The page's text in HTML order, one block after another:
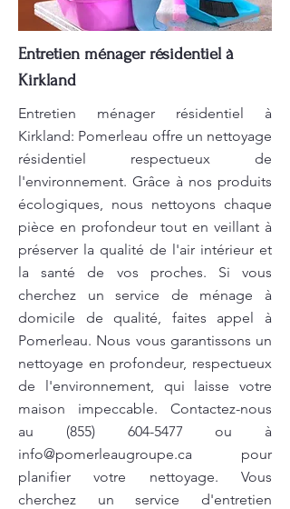
Entretien ménager résidentiel à
Kirkland
Entretien ménager résidentiel à
Kirkland: Pomerleau offre un nettoyage
résidentiel respectueux de
l'environnement. Grâce à nos produits
écologiques, nous nettoyons chaque
pièce en profondeur tout en veillant à
préserver la qualité de l'air intérieur et
la santé de vos proches. Si vous
cherchez un service de ménage à
domicile de qualité, faites appel à
Pomerleau. Nous vous garantissons un
nettoyage en profondeur, respectueux
de l'environnement, qui laisse votre
maison impeccable. Contactez-nous
au (855) 604-5477 ou à
info@pomerleaugroupe.ca pour
planifier votre nettoyage. Vous
cherchez un service d'entretien